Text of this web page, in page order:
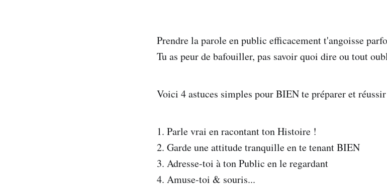
Prendre la parole en public efficacement t'angoisse
Tu as peur de bafouiller, pas savoir quoi dire ou tout
Voici 4 astuces simples pour BIEN te préparer et
1. Parle vrai en racontant ton Histoire !
2. Garde une attitude tranquille en te tenant BIEN
3. Adresse-toi à ton Public en le regardant
4. Amuse-toi & souris...